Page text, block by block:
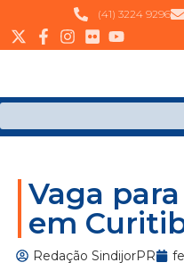
(41) 3224 9296
Vaga
em
Redação SindijorPR